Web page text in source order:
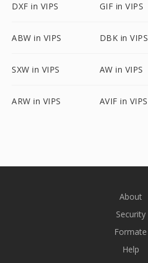
DXF in VIPS GIF in VIPS
ABW in VIPS DBK in VIPS
SXW in VIPS AW in VIPS
ARW in VIPS AVIF in VIPS
About
Security
Formate
Help